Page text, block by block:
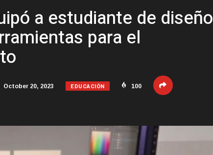
a estudiante de diseño
para el
October 20, 2023 EDUCACIÓN 100